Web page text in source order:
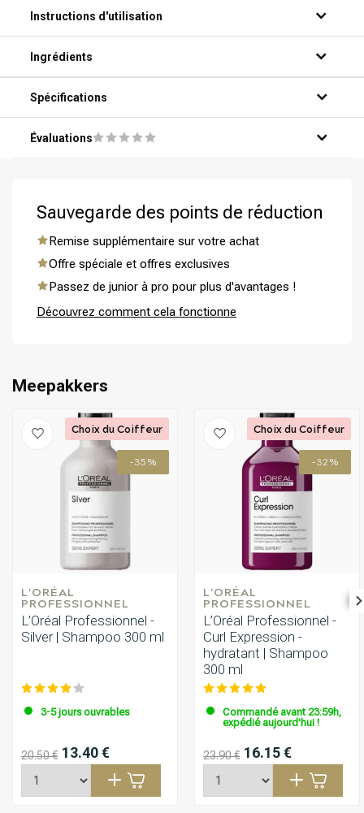
Instructions d'utilisation
douche.
Étape 2: Pressez une petite quantité de shampooing dans
la paume de votre main.
cheveux et sur votre cuir chevelu.
Ingrédients
Spécifications
Évaluations
Sauvegarde des points de réduction
Remise supplémentaire sur votre achat
Offre spéciale et offres exclusives
Passez de junior à pro pour plus d'avantages !
Découvrez comment cela fonctionne
Meepakkers
-35%
L'ORÉAL
PROFESSIONNEL
L’Oréal Professionnel -
Silver | Shampoo 300 ml
3-5 jours ouvrables
20.50 € 13.40 €
Choix du Coiffeur
-32%
L'ORÉAL
PROFESSIONNEL
L’Oréal Professionnel -
Curl Expression -
hydratant | Shampoo
300 ml
Commandé avant 23:59h,
expédié aujourd'hui !
23.90 € 16.15 €
Choix du Coiffeur